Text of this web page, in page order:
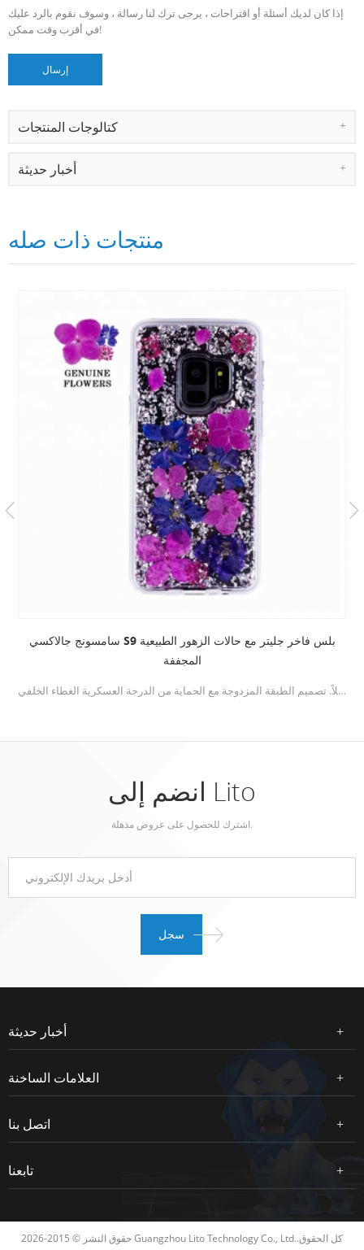
إذا كان لديك أسئلة أو اقتراحات ، يرجى ترك لنا رسالة ، وسوف نقوم بالرد عليك
في أقرب وقت ممكن!
كتالوجات المنتجات
أخبار حديثة
منتجات ذات صله
سامسونج جالاكسي S9 بلس فاخر جليتر مع حالات الزهور الطبيعية
المجففة
مدمج مع بتلات حقيقية وعناصر معدنية ، يمنح هاتفك مظهرًا جميلاً. تصميم الطبقة المزدوجة مع الحماية من الدرجة العسكرية الغطاء الخلفي PC الصلبة + TPU المصد يمكن أن تمتص قوة التأثير ، ويوفر الحماية الصلبة لجهاز Galaxy S9 Plus.
انضم إلى Lito
اشترك للحصول على عروض مذهلة.
أخبار حديثة
العلامات الساخنة
اتصل بنا
تابعنا
حقوق النشر © 2015-2026 Guangzhou Lito Technology Co., Ltd..كل الحقوق